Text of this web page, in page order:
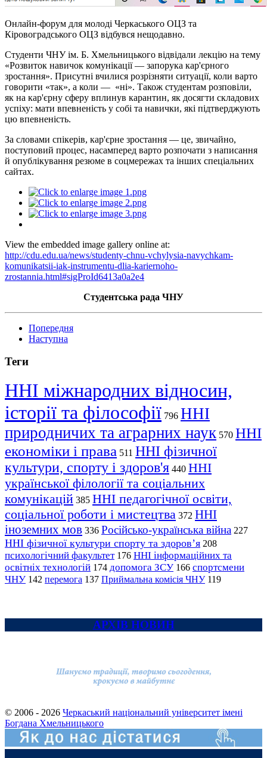
Онлайн-форум для молоді Черкаського ОЦЗ та
Кіровоградського ОЦЗ відбувся нещодавно.
Студенти ЧНУ ім. Б. Хмельницького відвідали лекцію на тему
«Розвиток навичок комунікації — запорука кар'єрного
зростання». Присутні вчилися розрізняти ситуації, коли варто
говорити «так», а коли — «ні». Також студентам розповіли,
як на кар'єрну сферу вплинув карантин, як досягти складових
успіху: мати впевненість у собі та навички, які підтверджують
цю впевненість.
За словами спікерів, кар'єрне зростання — це, звичайно,
поступовий процес, насамперед варто розпочати з написання
й опублікування резюме в соцмережах та інших спеціальних
сайтах.
View the embedded image gallery online at:
http://cdu.edu.ua/news/studenty-chnu-vchylysia-navychkam-
komunikatsii-iak-instrumentu-dlia-kariernoho-
zrostannia.html#sigProId6413a0a2e4
Студентська рада ЧНУ
Попередня
Наступна
Теги
ННІ міжнародних відносин,
історії та філософії 796 ННІ
природничих та аграрних наук 570 ННІ
економіки і права 511 ННІ фізичної
культури, спорту і здоров'я 440 ННІ
української філології та соціальних
комунікацій 385 ННІ педагогічної освіти,
соціальної роботи і мистецтва 372 ННІ
іноземних мов 336 Російсько-українська війна 227
ННІ фізичної культури спорту та здоров’я 208
психологічний факультет 176 ННІ інформаційних та
освітніх технологій 174 допомога ЗСУ 166 спортсмени
ЧНУ 142 перемога 137 Приймальна комісія ЧНУ 119
АРХІВ НОВИН
© 2006 - 2026 Черкаський національний університет імені
Богдана Хмельницького